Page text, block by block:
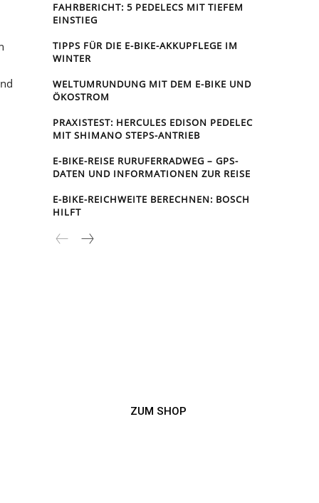
FAHRBERICHT: 5 PEDELECS MIT TIEFEM
EINSTIEG
TIPPS FÜR DIE E-BIKE-AKKUPFLEGE IM
WINTER
WELTUMRUNDUNG MIT DEM E-BIKE UND
ÖKOSTROM
PRAXISTEST: HERCULES EDISON PEDELEC
MIT SHIMANO STEPS-ANTRIEB
E-BIKE-REISE RUR­UFER­RAD­WEG – GPS-
DATEN UND INFORMATIONEN ZUR REISE
E-BIKE-REICHWEITE BERECHNEN: BOSCH
HILFT
ZUM SHOP